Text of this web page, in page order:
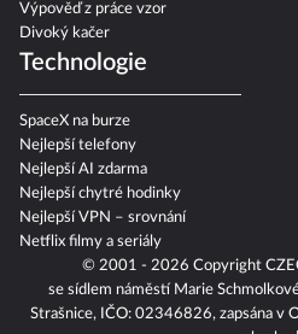
© 2001 - 2026 Copyright
se sídlem náměstí Marie
Strašnice, IČO: 02346826, zapsána v
Výpověď z práce vzor
Divoký kačer
Technologie
SpaceX na burze
Nejlepší telefony
Nejlepší AI zdarma
Nejlepší chytré hodinky
Nejlepší VPN – srovnání
Netflix filmy a seriály